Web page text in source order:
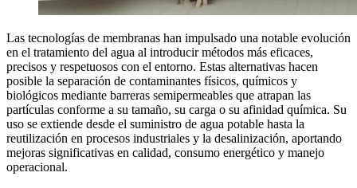
Las tecnologías de membranas han impulsado una notable evolución
en el tratamiento del agua al introducir métodos más eficaces,
precisos y respetuosos con el entorno. Estas alternativas hacen
posible la separación de contaminantes físicos, químicos y
biológicos mediante barreras semipermeables que atrapan las
partículas conforme a su tamaño, su carga o su afinidad química. Su
uso se extiende desde el suministro de agua potable hasta la
reutilización en procesos industriales y la desalinización, aportando
mejoras significativas en calidad, consumo energético y manejo
operacional.